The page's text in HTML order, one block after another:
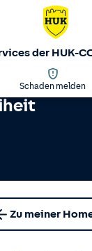
der HUK-
Schaden melden
Zu meiner